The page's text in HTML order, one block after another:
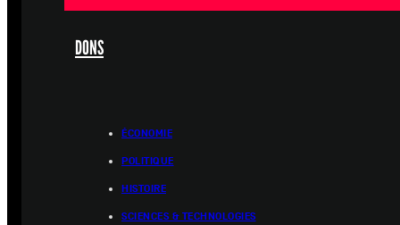
DONS
ÉCONOMIE
POLITIQUE
HISTOIRE
SCIENCES & TECHNOLOGIES